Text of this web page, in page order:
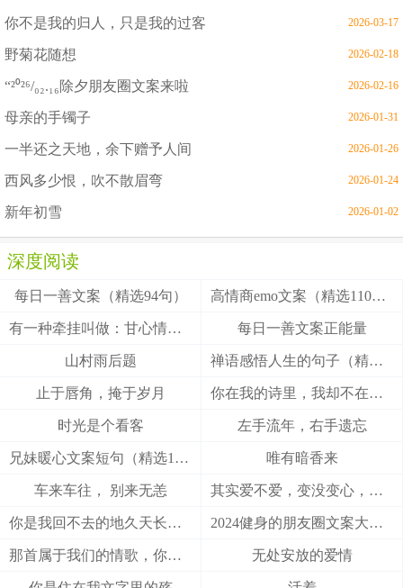
你不是我的归人，只是我的过客 2026-03-17
野菊花随想 2026-02-18
“²⁰²⁶/₀₂.₁₆除夕朋友圈文案来啦 2026-02-16
母亲的手镯子 2026-01-31
一半还之天地，余下赠予人间 2026-01-26
西风多少恨，吹不散眉弯 2026-01-24
新年初雪 2026-01-02
深度阅读
每日一善文案（精选94句） 高情商emo文案（精选110句）
有一种牵挂叫做：甘心情愿！ 每日一善文案正能量
山村雨后题 禅语感悟人生的句子（精选27句）
止于唇角，掩于岁月 你在我的诗里，我却不在你的梦里
时光是个看客 左手流年，右手遗忘
兄妹暖心文案短句（精选100句） 唯有暗香来
车来车往， 别来无恙 其实爱不爱，变没变心，身体最诚实
你是我回不去的地久天长，我是你触不到的地老天荒 2024健身的朋友圈文案大全(精选49句)
那首属于我们的情歌，你把结局唱给了谁 无处安放的爱情